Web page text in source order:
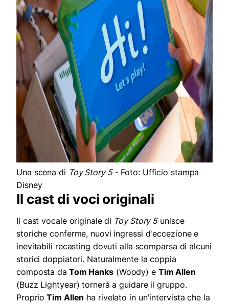
Una scena di Toy Story 5- Foto: Ufficio stampa
Disney
Il cast di voci originali
Il cast vocale originale di Toy Story 5unisce
storiche conferme, nuovi ingressi d'eccezione e
inevitabili recasting dovuti alla scomparsa di alcuni
storici doppiatori. Naturalmente la coppia
composta da Tom Hanks(Woody) e Tim Allen
(Buzz Lightyear) tornerà a guidare il gruppo.
Proprio Tim Allen ha rivelato in un'intervista che la